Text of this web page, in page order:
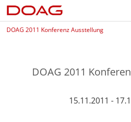
DOAG 2011 Konferenz Ausstellung
DOAG 2011
15.11.2011 -